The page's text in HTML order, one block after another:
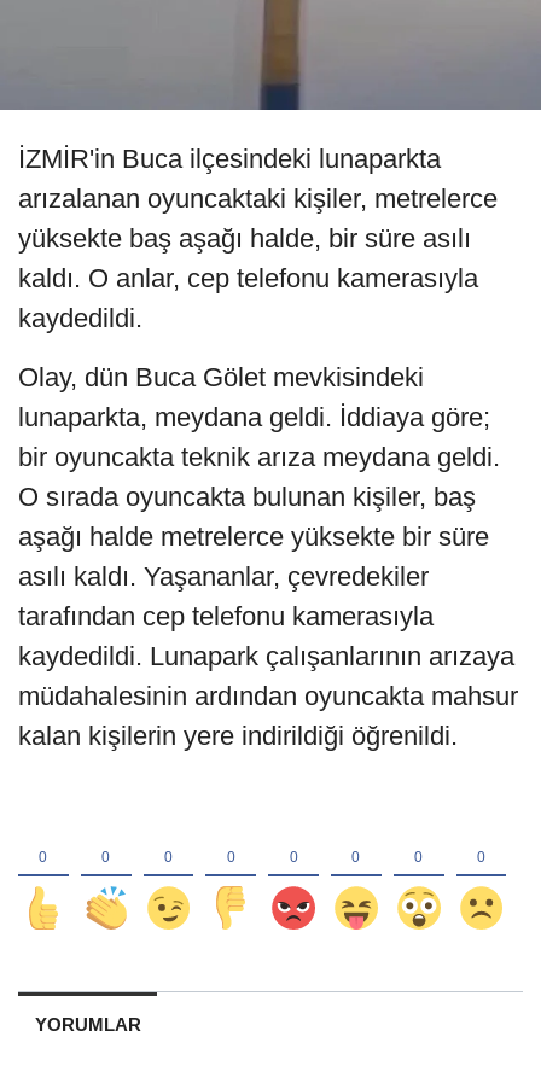
İZMİR'in Buca ilçesindeki lunaparkta
arızalanan oyuncaktaki kişiler, metrelerce
yüksekte baş aşağı halde, bir süre asılı
kaldı. O anlar, cep telefonu kamerasıyla
kaydedildi.
Olay, dün Buca Gölet mevkisindeki
lunaparkta, meydana geldi. İddiaya göre;
bir oyuncakta teknik arıza meydana geldi.
O sırada oyuncakta bulunan kişiler, baş
aşağı halde metrelerce yüksekte bir süre
asılı kaldı. Yaşananlar, çevredekiler
tarafından cep telefonu kamerasıyla
kaydedildi. Lunapark çalışanlarının arızaya
müdahalesinin ardından oyuncakta mahsur
kalan kişilerin yere indirildiği öğrenildi.
YORUMLAR